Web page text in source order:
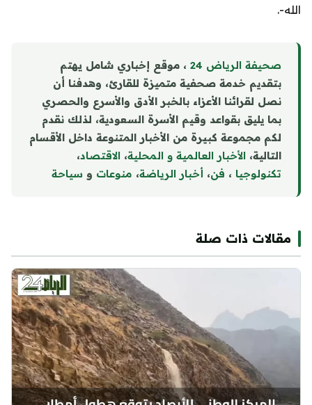
الله-.
صحيفة الرياض 24
، موقع إخباري شامل يهتم
بتقديم خدمة صحفية متميزة للقارئ، وهدفنا أن
نصل لقرائنا الأعزاء بالخبر الأدق والأسرع والحصري
بما يليق بقواعد وقيم الأسرة السعودية، لذلك نقدم
لكم مجموعة كبيرة من الأخبار المتنوعة داخل الأقسام
التالية، الأخبار العالمية و المحلية، الاقتصاد،
تكنولوجيا ، فن، أخبار الرياضة، منوعات و سياحة
مقالات ذات صلة